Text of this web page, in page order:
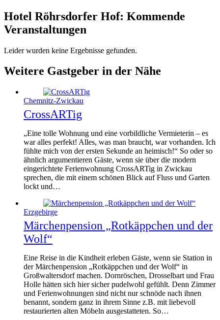
Hotel Röhrsdorfer Hof: Kommende
Veranstaltungen
Leider wurden keine Ergebnisse gefunden.
Weitere Gastgeber in der Nähe
Chemnitz-Zwickau
CrossARTig
„Eine tolle Wohnung und eine vorbildliche Vermieterin – es
war alles perfekt! Alles, was man braucht, war vorhanden. Ich
fühlte mich von der ersten Sekunde an heimisch!“ So oder so
ähnlich argumentieren Gäste, wenn sie über die modern
eingerichtete Ferienwohnung CrossARTig in Zwickau
sprechen, die mit einem schönen Blick auf Fluss und Garten
lockt und…
Erzgebirge
Märchenpension „Rotkäppchen und der
Wolf“
Eine Reise in die Kindheit erleben Gäste, wenn sie Station in
der Märchenpension „Rotkäppchen und der Wolf“ in
Großwaltersdorf machen. Dornröschen, Drosselbart und Frau
Holle hätten sich hier sicher pudelwohl gefühlt. Denn Zimmer
und Ferienwohnungen sind nicht nur schnöde nach ihnen
benannt, sondern ganz in ihrem Sinne z.B. mit liebevoll
restaurierten alten Möbeln ausgestatteten. So…